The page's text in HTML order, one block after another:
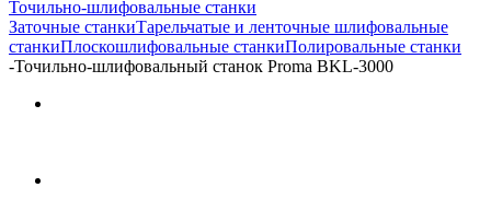
Точильно-шлифовальные станки
Заточные станкиТарельчатые и ленточные шлифовальные
станкиПлоскошлифовальные станкиПолировальные станки
-Точильно-шлифовальный станок Proma BKL-3000